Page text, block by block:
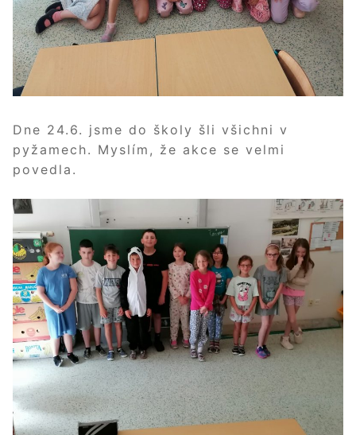
Dne 24.6. jsme do školy šli všichni v
pyžamech. Myslím, že akce se velmi
povedla.